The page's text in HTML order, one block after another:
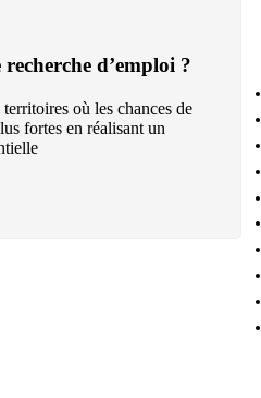
d’emploi ?
où les chances de
fortes en réalisant un